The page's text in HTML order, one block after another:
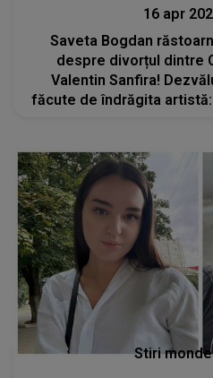
16 apr
Saveta Bogdan
despre divorțul dintre
Valentin Sanfira!
făcute de îndrăgita artistă:
Stiri